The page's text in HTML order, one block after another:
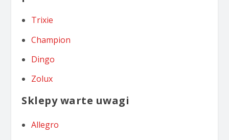
Trixie
Champion
Dingo
Zolux
Sklepy warte uwagi
Allegro